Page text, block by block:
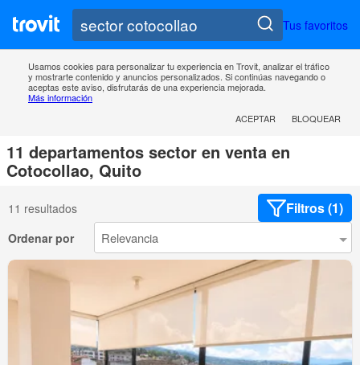
Tus favoritos
Usamos cookies para personalizar tu experiencia en Trovit, analizar el tráfico
y mostrarte contenido y anuncios personalizados. Si continúas navegando o
aceptas este aviso, disfrutarás de una experiencia mejorada.
Más información
ACEPTAR
BLOQUEAR
11 departamentos sector en venta en
Cotocollao, Quito
11 resultados Filtros (1)
Ordenar por